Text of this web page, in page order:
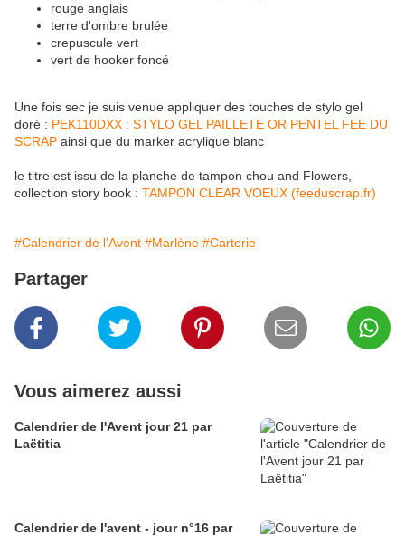
rouge anglais
terre d'ombre brulée
crepuscule vert
vert de hooker foncé
Une fois sec je suis venue appliquer des touches de stylo gel
doré : PEK110DXX : STYLO GEL PAILLETE OR PENTEL FEE DU
SCRAP ainsi que du marker acrylique blanc
le titre est issu de la planche de tampon chou and Flowers,
collection story book : TAMPON CLEAR VOEUX (feeduscrap.fr)
#Calendrier de l'Avent #Marlène #Carterie
Partager
Vous aimerez aussi
Calendrier de l'Avent jour 21 par
Laëtitia
Calendrier de l'avent - jour n°16 par